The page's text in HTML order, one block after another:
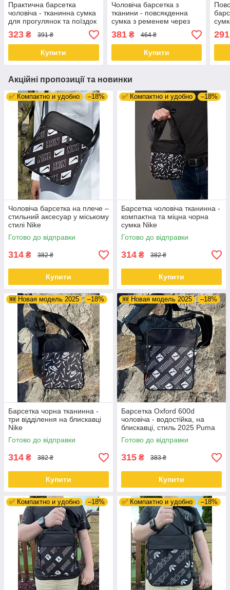
Практична барсетка
чоловіча - тканинна сумка
для прогулянок та поїздок
Puma
323 ₴ 391 ₴
Купити
Чоловіча барсетка з
тканини - повсякденна
сумка з ременем через
плече Nike
381₴ 464 ₴
Купити
291
Акційні пропозиції та новинки
✅ Компактно и удобно –18%
Чоловіча барсетка на плече –
стильний аксесуар у міському
стилі Nike
Готово до відправки
314 ₴ 382 ₴
Купити
✅ Компактно и удобно –18%
Барсетка чоловіча тканинна -
компактна та міцна чорна
сумка Nike
Готово до відправки
314 ₴ 382 ₴
Купити
🆕 Новая модель 2025 –18%
Барсетка чорна тканинна -
три відділення на блискавці
Nike
Готово до відправки
314 ₴ 382 ₴
Купити
🆕 Новая модель 2025 –18%
Барсетка Oxford 600d
чоловіча - водостійка, на
блискавці, стиль 2025 Puma
Готово до відправки
315 ₴ 383 ₴
Купити
✅ Компактно и удобно –18% ✅ Компактно и удобно –18%